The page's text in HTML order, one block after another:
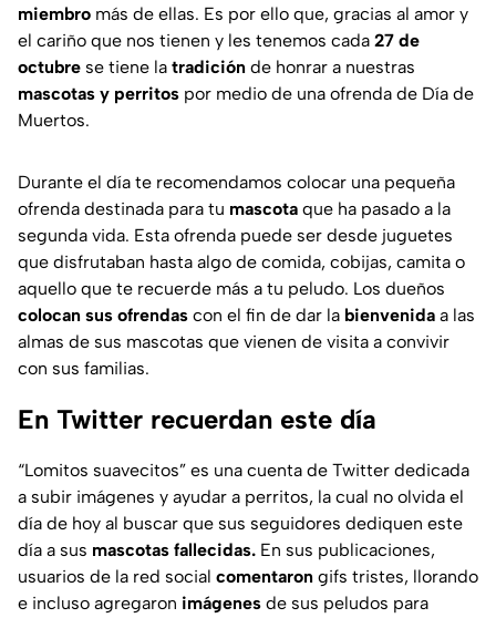
miembro más de ellas. Es por ello que, gracias al amor y
el cariño que nos tienen y les tenemos cada 27 de
octubre se tiene la tradición de honrar a nuestras
mascotas y perritos por medio de una ofrenda de Día de
Muertos.
Durante el día te recomendamos colocar una pequeña
ofrenda destinada para tu mascota que ha pasado a la
segunda vida. Esta ofrenda puede ser desde juguetes
que disfrutaban hasta algo de comida, cobijas, camita o
aquello que te recuerde más a tu peludo. Los dueños
colocan sus ofrendas con el fin de dar la bienvenida a las
almas de sus mascotas que vienen de visita a convivir
con sus familias.
En Twitter recuerdan este día
“Lomitos suavecitos” es una cuenta de Twitter dedicada
a subir imágenes y ayudar a perritos, la cual no olvida el
día de hoy al buscar que sus seguidores dediquen este
día a sus mascotas fallecidas. En sus publicaciones,
usuarios de la red social comentaron gifs tristes, llorando
e incluso agregaron imágenes de sus peludos para